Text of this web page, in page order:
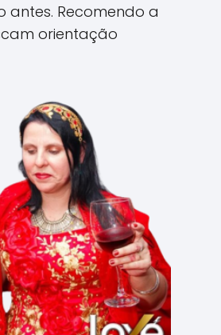
antes. Recomendo a
orientação